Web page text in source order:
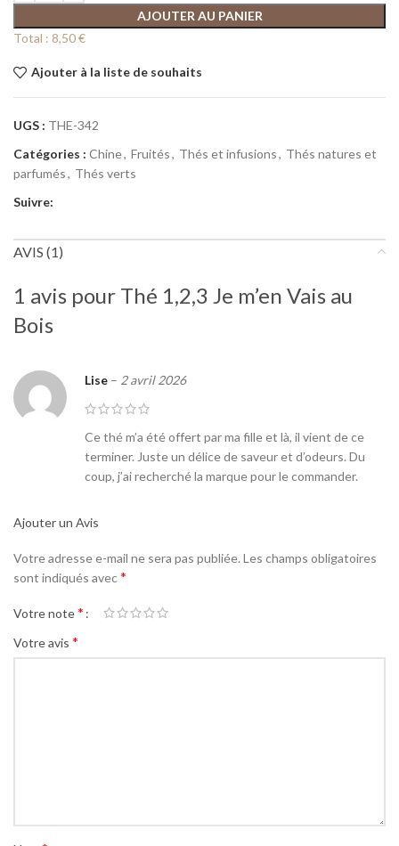
AJOUTER AU PANIER
Total : 8,50 €
Ajouter à la liste de souhaits
UGS : THE-342
Catégories : Chine, Fruités, Thés et infusions, Thés natures et
parfumés, Thés verts
Suivre:
AVIS (1)
1 avis pour Thé 1,2,3 Je m’en Vais au
Bois
Lise – 2 avril 2026
Ce thé m’a été offert par ma fille et là, il vient de ce
terminer. Juste un délice de saveur et d’odeurs. Du
coup, j’ai recherché la marque pour le commander.
Ajouter un Avis
Votre adresse e-mail ne sera pas publiée. Les champs obligatoires
sont indiqués avec*
Votre note*
Votre avis *